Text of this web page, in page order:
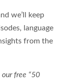
we’ll keep
language
from the
free “50